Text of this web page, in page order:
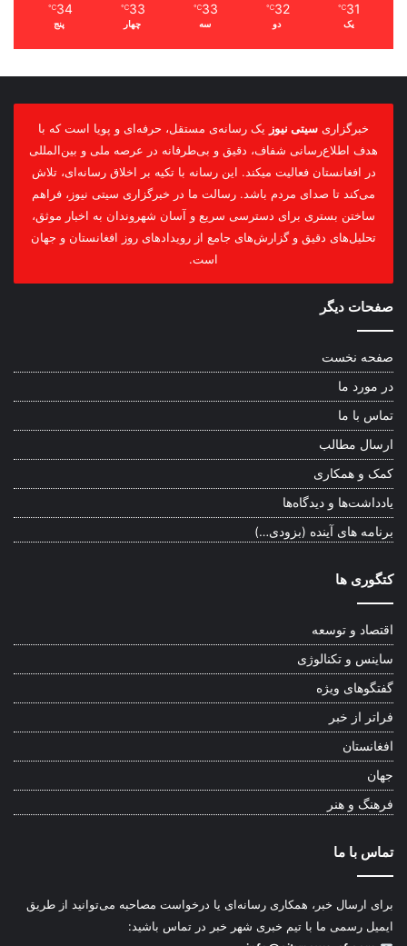
31
℃
یک
32
℃
دو
33
℃
سه
33
℃
چهار
34
℃
پنج
خبرگزاری سیتی نیوز یک رسانه‌ی مستقل، حرفه‌ای و پویا است که با
هدف اطلاع‌رسانی شفاف، دقیق و بی‌طرفانه در عرصه ملی و بین‌المللی
در افغانستان فعالیت میکند. این رسانه با تکیه بر اخلاق رسانه‌ای، تلاش
می‌کند تا صدای مردم باشد. رسالت ما در خبرگزاری سیتی نیوز، فراهم
ساختن بستری برای دسترسی سریع و آسان شهروندان به اخبار موثق،
تحلیل‌های دقیق و گزارش‌های جامع از رویدادهای روز افغانستان و جهان
است.
صفحات دیگر
صفحه نخست
در مورد ما
تماس با ما
ارسال مطالب
کمک و همکاری
یادداشت‌ها و دیدگاه‌ها
برنامه های آینده (بزودی…)
کتگوری ها
اقتصاد و توسعه
ساینس و تکنالوژی
گفتگوهای ویژه
فراتر از خبر
افغانستان
جهان
فرهنگ و هنر
تماس با ما
برای ارسال خبر، همکاری رسانه‌ای یا درخواست مصاحبه می‌توانید از طریق
ایمیل رسمی ما با تیم خبری شهر خبر در تماس باشید: